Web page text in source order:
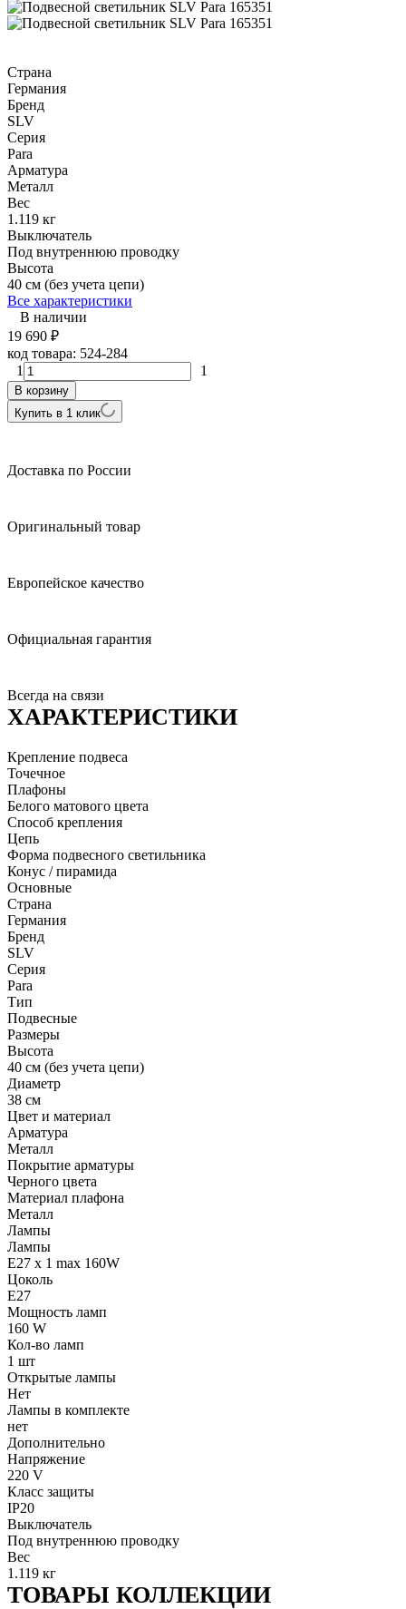
Страна
Германия
Бренд
SLV
Серия
Para
Арматура
Металл
Вес
1.119 кг
Выключатель
Под внутреннюю проводку
Высота
40 см (без учета цепи)
Все характеристики
В наличии
19 690 ₽
код товара: 524-284
1
1
В корзину
Купить в 1 клик
Доставка по России
Оригинальный товар
Европейское качество
Официальная гарантия
Всегда на связи
ХАРАКТЕРИСТИКИ
Крепление подвеса
Точечное
Плафоны
Белого матового цвета
Способ крепления
Цепь
Форма подвесного светильника
Конус / пирамида
Основные
Страна
Германия
Бренд
SLV
Серия
Para
Тип
Подвесные
Размеры
Высота
40 см (без учета цепи)
Диаметр
38 см
Цвет и материал
Арматура
Металл
Покрытие арматуры
Черного цвета
Материал плафона
Металл
Лампы
Лампы
E27 x 1 max 160W
Цоколь
E27
Мощность ламп
160 W
Кол-во ламп
1 шт
Открытые лампы
Нет
Лампы в комплекте
нет
Дополнительно
Напряжение
220 V
Класс защиты
IP20
Выключатель
Под внутреннюю проводку
Вес
1.119 кг
ТОВАРЫ КОЛЛЕКЦИИ